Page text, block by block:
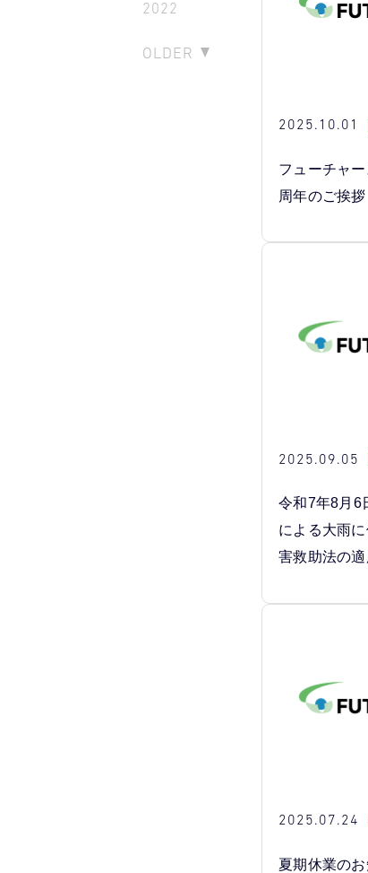
2022
OLDER
2025.10.01
フューチャ
周年のご挨拶
2025.09.05
令和7年8月6
による大雨
害救助法の
2025.07.24
夏期休業の